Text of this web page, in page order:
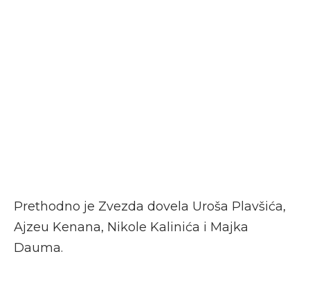
Prethodno je Zvezda dovela Uroša Plavšića,
Ajzeu Kenana, Nikole Kalinića i Majka
Dauma.